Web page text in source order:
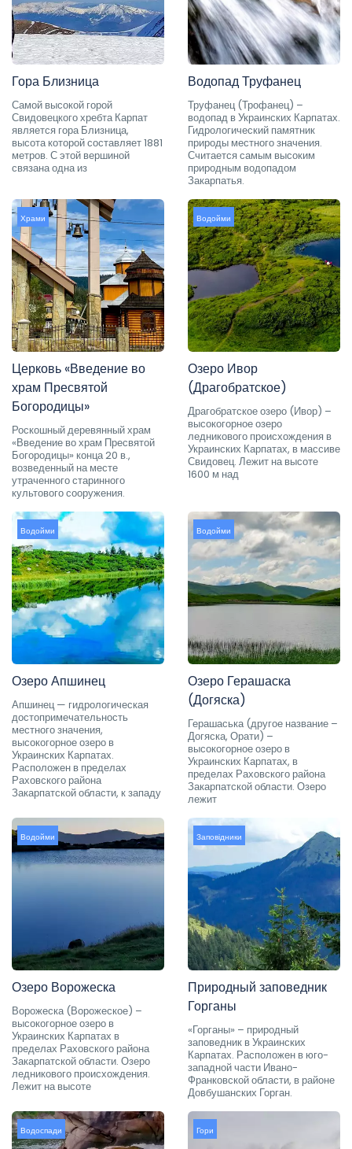
Гора Близница
Самой высокой горой
Свидовецкого хребта Карпат
является гора Близница,
высота которой составляет 1881
метров. С этой вершиной
связана одна из
Водопад Труфанец
Труфанец (Трофанец) –
водопад в Украинских Карпатах.
Гидрологический памятник
природы местного значения.
Считается самым высоким
природным водопадом
Закарпатья.
Храми
Церковь «Введение во
храм Пресвятой
Богородицы»
Роскошный деревянный храм
«Введение во храм Пресвятой
Богородицы» конца 20 в.,
возведенный на месте
утраченного старинного
культового сооружения.
Водойми
Озеро Ивор
(Драгобратское)
Драгобратское озеро (Ивор) –
высокогорное озеро
ледникового происхождения в
Украинских Карпатах, в массиве
Свидовец. Лежит на высоте
1600 м над
Водойми
Озеро Апшинец
Апшинец — гидрологическая
достопримечательность
местного значения,
высокогорное озеро в
Украинских Карпатах.
Расположен в пределах
Раховского района
Закарпатской области, к западу
Водойми
Озеро Герашаска
(Догяска)
Герашаська (другое название –
Догяска, Орати) –
высокогорное озеро в
Украинских Карпатах, в
пределах Раховского района
Закарпатской области. Озеро
лежит
Водойми
Озеро Ворожеска
Ворожеска (Ворожеское) –
высокогорное озеро в
Украинских Карпатах в
пределах Раховского района
Закарпатской области. Озеро
ледникового происхождения.
Лежит на высоте
Заповідники
Природный заповедник
Горганы
«Горганы» – природный
заповедник в Украинских
Карпатах. Расположен в юго-
западной части Ивано-
Франковской области, в районе
Довбушанских Горган.
Водоспади Гори